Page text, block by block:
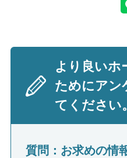
より良いホ
ためにアン
てください。
質問：お求めの情